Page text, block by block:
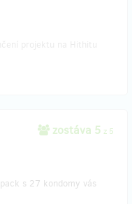
zostáva 5 z 5
s 27 kondomy vás